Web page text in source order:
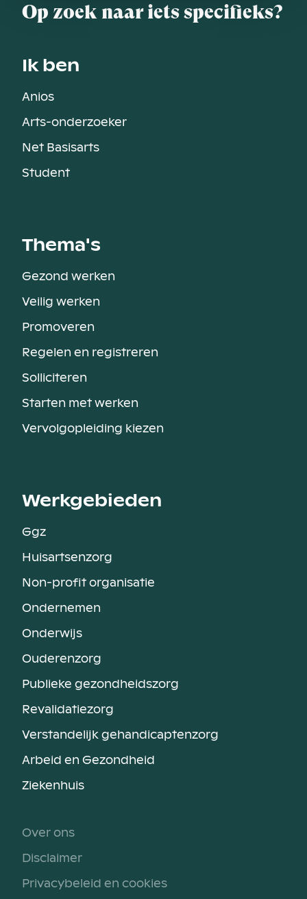
Op zoek naar iets specifieks?
Ik ben
Anios
Arts-onderzoeker
Net Basisarts
Student
Thema's
Gezond werken
Veilig werken
Promoveren
Regelen en registreren
Solliciteren
Starten met werken
Vervolgopleiding kiezen
Werkgebieden
Ggz
Huisartsenzorg
Non-profit organisatie
Ondernemen
Onderwijs
Ouderenzorg
Publieke gezondheidszorg
Revalidatiezorg
Verstandelijk gehandicaptenzorg
Arbeid en Gezondheid
Ziekenhuis
Over ons
Disclaimer
Privacybeleid en cookies